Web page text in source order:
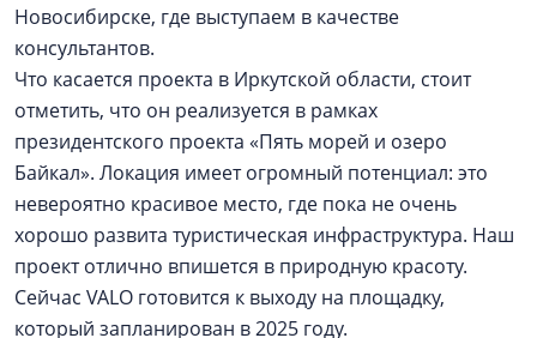
Новосибирске, где выступаем в качестве
консультантов.
Что касается проекта в Иркутской области, стоит
отметить, что он реализуется в рамках
президентского проекта «Пять морей и озеро
Байкал». Локация имеет огромный потенциал: это
невероятно красивое место, где пока не очень
хорошо развита туристическая инфраструктура. Наш
проект отлично впишется в природную красоту.
Сейчас VALO готовится к выходу на площадку,
который запланирован в 2025 году.